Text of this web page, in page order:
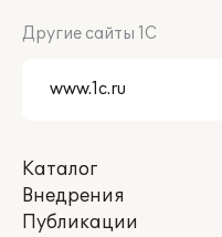
Другие сайты 1С
Каталог
Внедрения
Публикации